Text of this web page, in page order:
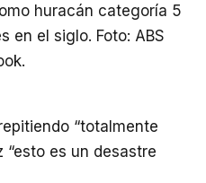
huracán categoría 5
en el siglo. Foto: ABS
“totalmente
“esto es un desastre